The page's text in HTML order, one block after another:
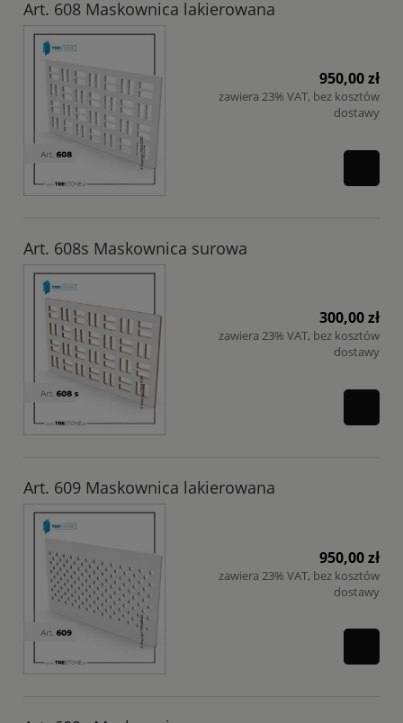
Art. 608 Maskownica lakierowana
950,00 zł
zawiera 23% VAT, bez kosztów
dostawy
Art. 608s Maskownica surowa
300,00 zł
zawiera 23% VAT, bez kosztów
dostawy
Art. 609 Maskownica lakierowana
950,00 zł
zawiera 23% VAT, bez kosztów
dostawy